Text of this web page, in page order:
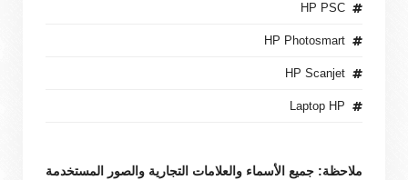
HP PSC
HP Photosmart
HP Scanjet
Laptop HP
ملاحظة: جميع الأسماء والعلامات التجارية والصور المستخدمة